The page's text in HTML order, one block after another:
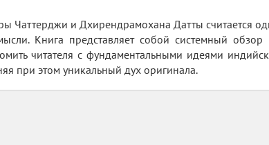
Чаттерджи и Дхирендрамохана Датты считается
Книга представляет собой системный обзор
читателя с фундаментальными идеями
при этом уникальный дух оригинала.